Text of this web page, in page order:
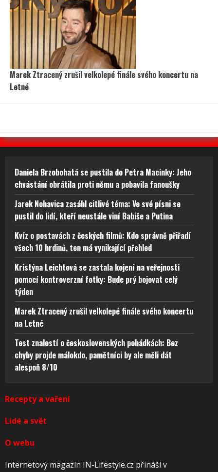
Marek Ztracený zrušil velkolepé finále svého koncertu na
Letné
Daniela Brzobohatá se pustila do Petra Macinky: Jeho
chvástání obrátila proti němu a pobavila fanoušky
Jarek Nohavica zasáhl citlivé téma: Ve své písni se
pustil do lidí, kteří neustále viní Babiše a Putina
Kvíz o postavách z českých filmů: Kdo správně přiřadí
všech 10 hrdinů, ten má vynikající přehled
Kristýna Leichtová se zastala kojení na veřejnosti
pomocí kontroverzní fotky: Bude prý bojovat celý
týden
Marek Ztracený zrušil velkolepé finále svého koncertu
na Letné
Test znalostí o československých pohádkách: Bez
chyby projde málokdo, pamětníci by ale měli dát
alespoň 8/10
Recepty a vaření
Lidé a svět
O webu
Internetový magazín IN-Lifestyle.cz přináší v